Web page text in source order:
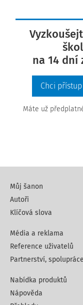
na 14 dní
Chci
Máte už
Můj šanon
Autoři
Klíčová slova
Média a reklama
Reference uživatelů
Partnerství, spolupráce
Nabídka produktů
Nápověda